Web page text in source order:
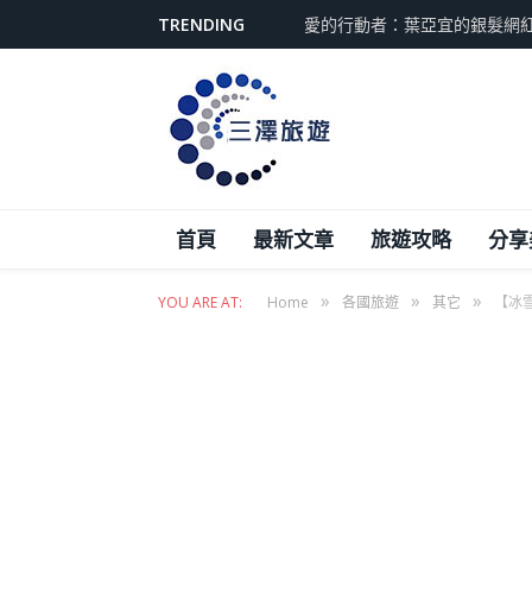
TRENDING 愛的行動者：葉亞宜的銀髮網
首頁 最新文章 旅遊攻略 分
YOU ARE AT: Home » 各國旅遊 » 其它 » 【